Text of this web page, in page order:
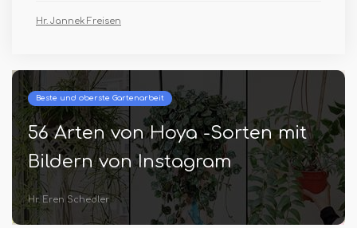
Hr. Jannek Freisen
Beste und oberste Gartenarbeit
56 Arten von Hoya -Sorten mit
Bildern von Instagram
Hr. Eren Schedler